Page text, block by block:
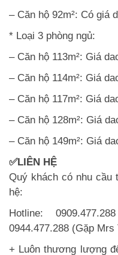
– Căn hộ 92m²: Có giá
* Loại 3 phòng ngủ:
– Căn hộ 113m²: Giá
– Căn hộ 114m²: Giá
– Căn hộ 117m²: Giá
– Căn hộ 128m²: Giá
– Căn hộ 149m²: Giá
✅LIÊN HỆ
Quý khách có nhu cầu
hệ:
Hotline:
0944.477.288 (Gặp
+ Luôn thương lượng